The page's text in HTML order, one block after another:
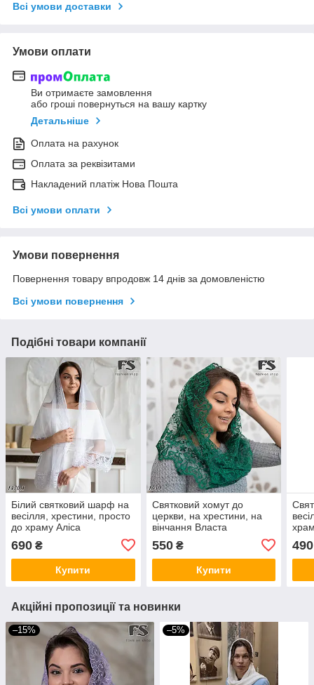
Всі умови доставки
Умови оплати
Ви отримаєте замовлення
або гроші повернуться на вашу картку
Детальніше
Оплата на рахунок
Оплата за реквізитами
Накладений платіж Нова Пошта
Всі умови оплати
Умови повернення
Повернення товару впродовж 14 днів за домовленістю
Всі умови повернення
Подібні товари компанії
Білий святковий шарф на
весілля, хрестини, просто
до храму Аліса
690 ₴
Купити
Святковий хомут до
церкви, на хрестини, на
вінчання Власта
550₴
Купити
490
Акційні пропозиції та новинки
–15% –5%